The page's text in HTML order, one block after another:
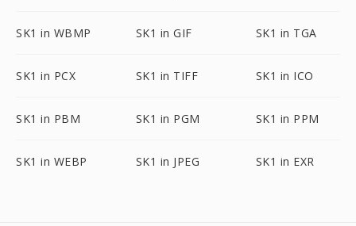
SK1 in WBMP SK1 in GIF SK1 in TGA
SK1 in PCX SK1 in TIFF SK1 in ICO
SK1 in PBM SK1 in PGM SK1 in PPM
SK1 in WEBP SK1 in JPEG SK1 in EXR